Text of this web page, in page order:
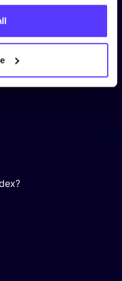
voor retailers